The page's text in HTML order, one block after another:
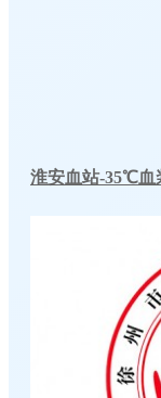
淮安血站-35℃血